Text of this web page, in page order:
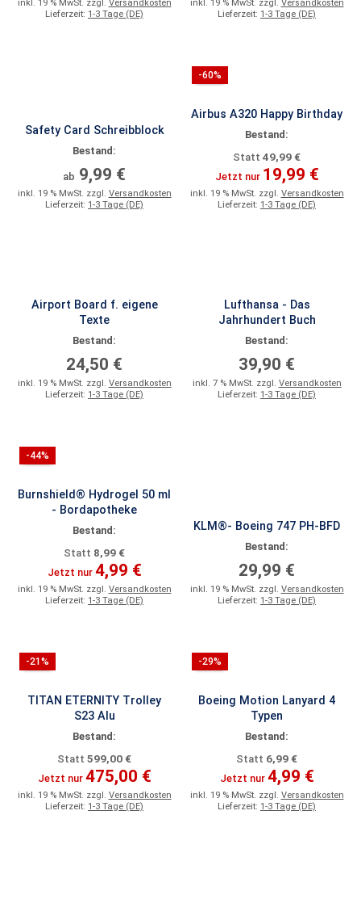
inkl. 19 % MwSt. zzgl. Versandkosten
Lieferzeit: 1-3 Tage (DE)
inkl. 19 % MwSt. zzgl. Versandkosten
Lieferzeit: 1-3 Tage (DE)
Safety Card Schreibblock
Bestand:
ab 9,99 €
inkl. 19 % MwSt. zzgl. Versandkosten
Lieferzeit: 1-3 Tage (DE)
-60%
Airbus A320 Happy Birthday
Bestand:
Statt 49,99 €
Jetzt nur 19,99 €
inkl. 19 % MwSt. zzgl. Versandkosten
Lieferzeit: 1-3 Tage (DE)
Airport Board f. eigene
Texte
Bestand:
24,50 €
inkl. 19 % MwSt. zzgl. Versandkosten
Lieferzeit: 1-3 Tage (DE)
Lufthansa - Das
Jahrhundert Buch
Bestand:
39,90 €
inkl. 7 % MwSt. zzgl. Versandkosten
Lieferzeit: 1-3 Tage (DE)
-44%
Burnshield® Hydrogel 50 ml
- Bordapotheke
Bestand:
Statt 8,99 €
Jetzt nur 4,99 €
inkl. 19 % MwSt. zzgl. Versandkosten
Lieferzeit: 1-3 Tage (DE)
KLM®- Boeing 747 PH-BFD
Bestand:
29,99 €
inkl. 19 % MwSt. zzgl. Versandkosten
Lieferzeit: 1-3 Tage (DE)
-21%
TITAN ETERNITY Trolley
S23 Alu
Bestand:
Statt 599,00 €
Jetzt nur 475,00 €
inkl. 19 % MwSt. zzgl. Versandkosten
Lieferzeit: 1-3 Tage (DE)
-29%
Boeing Motion Lanyard 4
Typen
Bestand:
Statt 6,99 €
Jetzt nur 4,99 €
inkl. 19 % MwSt. zzgl. Versandkosten
Lieferzeit: 1-3 Tage (DE)